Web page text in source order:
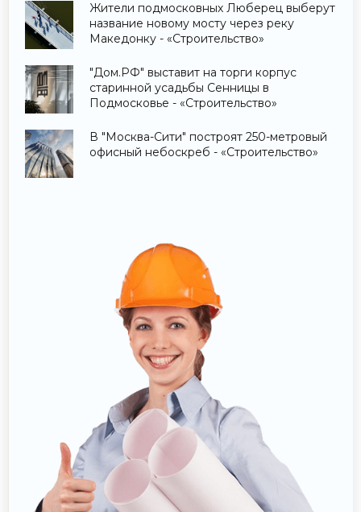
Жители подмосковных Люберец выберут
название новому мосту через реку
Македонку - «Строительство»
"Дом.РФ" выставит на торги корпус
старинной усадьбы Сенницы в
Подмосковье - «Строительство»
В "Москва-Сити" построят 250-метровый
офисный небоскреб - «Строительство»